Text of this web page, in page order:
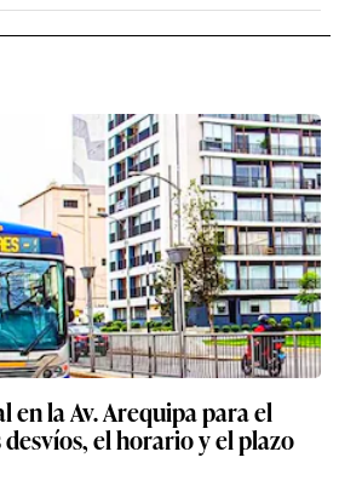
la Av. Arequipa para el
el horario y el plazo